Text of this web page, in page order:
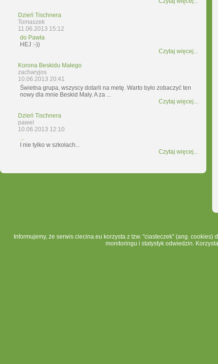
Dzień Tischnera
Tomaszek
11.06.2013 15:12
do Pawła
HEJ :-))
Czytaj więcej...
Korona Beskidu Małego
zacharyjos
10.06.2013 20:41
Świetna grupa, wszyscy dotarli na metę. Warto było zobaczyć ten
nowy dla mnie Beskid Mały. A za ...
Czytaj więcej...
Dzień Tischnera
pawel
10.06.2013 12:10
...
I nie tylko w szkołach...
Czytaj więcej...
Informujemy, że serwis ciecina.eu korzysta z tzw. "ciasteczek" (ang.
monitoringu i statystyk odwiedzin.